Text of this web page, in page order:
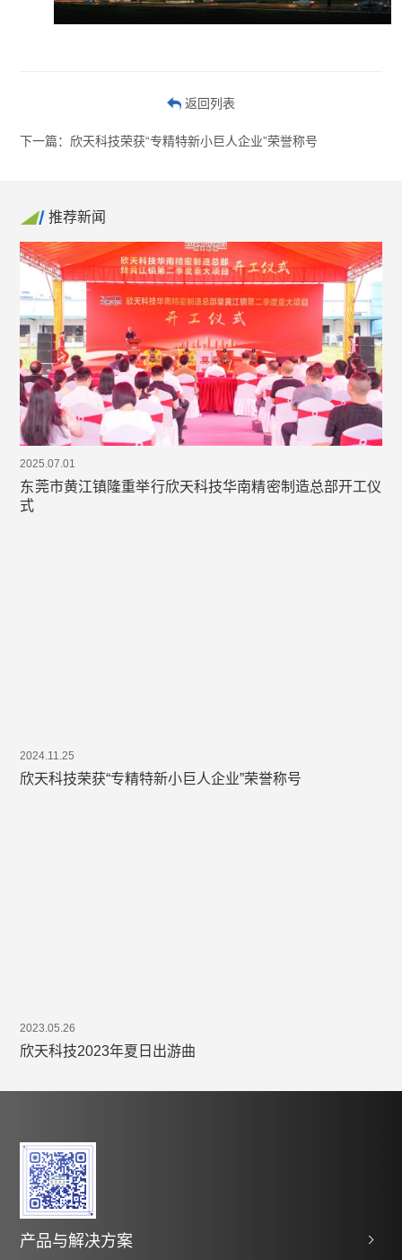
返回列表
下一篇：欣天科技荣获“专精特新小巨人企业”荣誉称号
推荐新闻
2025.07.01
东莞市黄江镇隆重举行欣天科技华南精密制造总部开工仪
式
2024.11.25
欣天科技荣获“专精特新小巨人企业”荣誉称号
2023.05.26
欣天科技2023年夏日出游曲
产品与解决方案